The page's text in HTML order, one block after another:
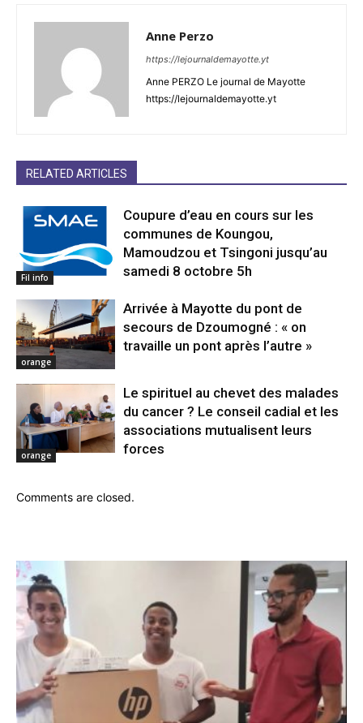
Anne Perzo
https://lejournaldemayotte.yt
Anne PERZO Le journal de Mayotte
https://lejournaldemayotte.yt
RELATED ARTICLES
Fil info
Coupure d’eau en cours sur les
communes de Koungou,
Mamoudzou et Tsingoni jusqu’au
samedi 8 octobre 5h
orange
Arrivée à Mayotte du pont de
secours de Dzoumogné : « on
travaille un pont après l’autre »
orange
Le spirituel au chevet des malades
du cancer ? Le conseil cadial et les
associations mutualisent leurs
forces
Comments are closed.